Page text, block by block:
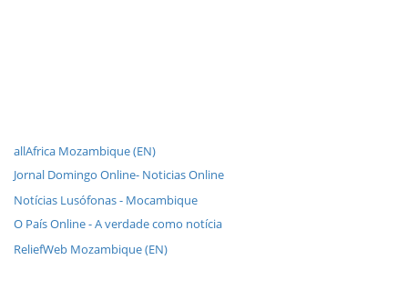
allAfrica Mozambique (EN)
Jornal Domingo Online- Noticias Online
Notícias Lusófonas - Mocambique
O País Online - A verdade como notícia
ReliefWeb Mozambique (EN)